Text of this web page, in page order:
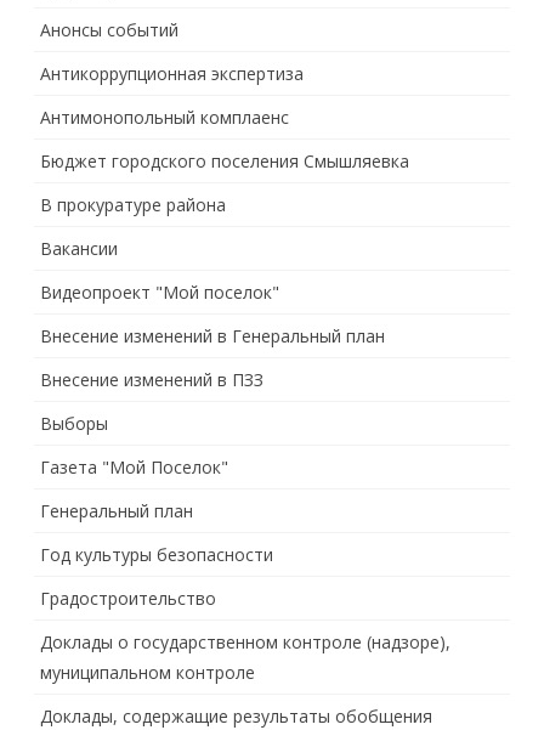
Анонсы событий
Антикоррупционная экспертиза
Антимонопольный комплаенс
Бюджет городского поселения Смышляевка
В прокуратуре района
Вакансии
Видеопроект "Мой поселок"
Внесение изменений в Генеральный план
Внесение изменений в ПЗЗ
Выборы
Газета "Мой Поселок"
Генеральный план
Год культуры безопасности
Градостроительство
Доклады о государственном контроле (надзоре),
муниципальном контроле
Доклады, содержащие результаты обобщения